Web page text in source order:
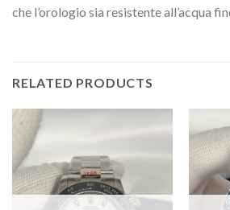
che l’orologio sia resistente all’acqua
RELATED PRODUCTS